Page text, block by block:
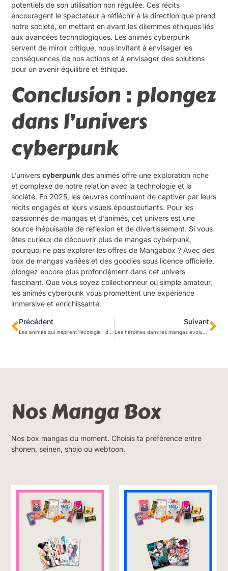
potentiels de son utilisation non régulée. Ces récits
encouragent le spectateur à réfléchir à la direction que prend
notre société, en mettant en avant les dilemmes éthiques liés
aux avancées technologiques. Les animés cyberpunk
servent de miroir critique, nous invitant à envisager les
conséquences de nos actions et à envisager des solutions
pour un avenir équilibré et éthique.
Conclusion : plongez
dans l’univers
cyberpunk
L’universcyberpunk des animés offre une exploration riche
et complexe de notre relation avec la technologie et la
société. En 2025, les œuvres continuent de captiver par leurs
récits engagés et leurs visuels époustouflants. Pour les
passionnés de mangas et d’animés, cet univers est une
source inépuisable de réflexion et de divertissement. Si vous
êtes curieux de découvrir plus de mangas cyberpunk,
pourquoi ne pas explorer les offres de Mangabox ? Avec des
box de mangas variées et des goodies sous licence officielle,
plongez encore plus profondément dans cet univers
fascinant. Que vous soyez collectionneur ou simple amateur,
les animés cyberpunk vous promettent une expérience
immersive et enrichissante.
Précédent Suivant
Nos Manga Box
Nos box mangas du moment. Choisis ta préférence entre
shonen, seinen, shojo ou webtoon.